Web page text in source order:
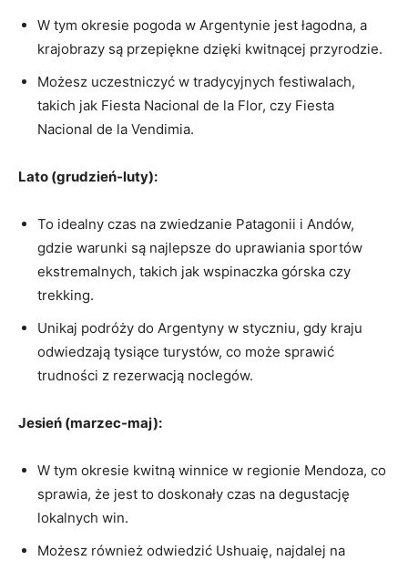
W tym okresie pogoda ​w⁣ Argentynie jest ‍łagodna, a
krajobrazy są‍ przepiękne⁢ dzięki kwitnącej przyrodzie.
Możesz uczestniczyć w tradycyjnych festiwalach,
takich jak Fiesta Nacional de​ la Flor, ‍czy Fiesta
⁣Nacional de la Vendimia.
Lato ⁤(grudzień-luty):
To idealny ⁢czas na zwiedzanie Patagonii i Andów,
gdzie warunki ⁢są najlepsze‍ do uprawiania ‍sportów
ekstremalnych, takich jak‍ wspinaczka górska czy
trekking.
Unikaj podróży do Argentyny w styczniu, gdy kraju
odwiedzają tysiące turystów, co może sprawić
trudności​ z rezerwacją noclegów.
Jesień⁢ (marzec-maj):
W tym okresie kwitną winnice w regionie Mendoza,‌ co
sprawia, że ⁣jest to ⁤doskonały czas⁣ na degustację‍
lokalnych win.
Możesz również odwiedzić Ushuaię, ⁣najdalej na